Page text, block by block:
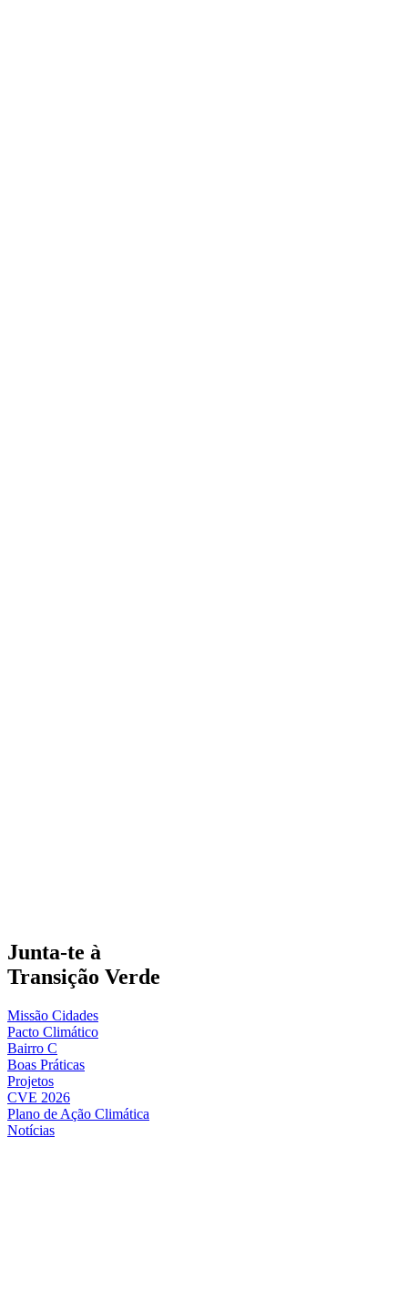
Junta-te à
Transição Verde
Missão Cidades
Pacto Climático
Bairro C
Boas Práticas
Projetos
CVE 2026
Plano de Ação Climática
Notícias